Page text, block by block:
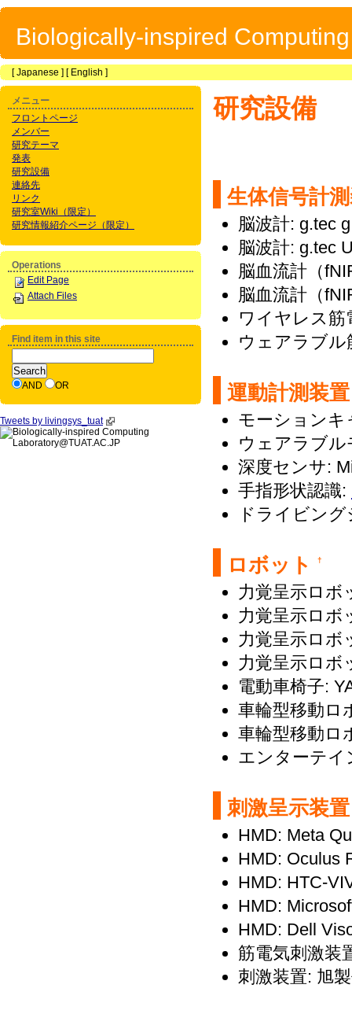
Biologically-inspired
[Japanese ] [ English ]
研究設備
生体信号計
脳波計: g.tec
脳波計: g.tec
脳血流計（
脳血流計（
ワイヤレス筋
ウェアラブル
運動計測装
モーション
ウェアラブル
深度センサ:
手指形状認識:
ドライビン
ロボット †
力覚呈示ロ
力覚呈示ロボ
力覚呈示ロボ
力覚呈示ロボ
電動車椅子:
車輪型移動ロ
車輪型移動ロ
エンターテイ
刺激呈示装
HMD: Meta
HMD: Oculus
HMD: HTC-
HMD:
HMD: Dell
筋電気刺激装
刺激装置: 旭
メニュー
フロントページ
メンバー
研究テーマ
発表
研究設備
連絡先
リンク
研究室Wiki（限定）
研究情報紹介ページ（限定）
Operations
Edit Page
Attach Files
Find item in this site
AND OR
Tweets by livingsys_tuat